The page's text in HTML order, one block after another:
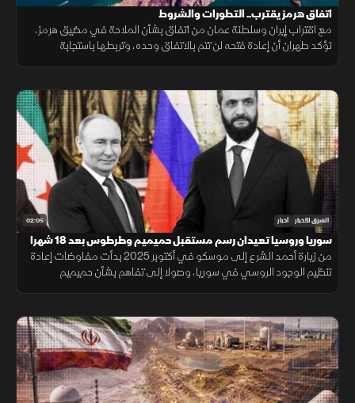
اتفاق هرمز يقترب.. التطورات والشروط
مع اقتراب إيران وسلطنة عمان من اتفاق بشأن الملاحة في مضيق هرمز،
تؤكد طهران أن إعادة فتحه لن تتم بالاتفاق وحده، وتربطها باستجابة
02:05 الشرق للأخبار أخبار
سوريا وروسيا تعيدان رسم مستقبل حميميم وطرطوس بعد 18 شهرا
من زيارة أحمد الشرع إلى موسكو في أكتوبر 2025 بدأت مفاوضات إعادة
تنظيم الوجود الروسي في سوريا، وصولا إلى تفاهم بشأن حميميم